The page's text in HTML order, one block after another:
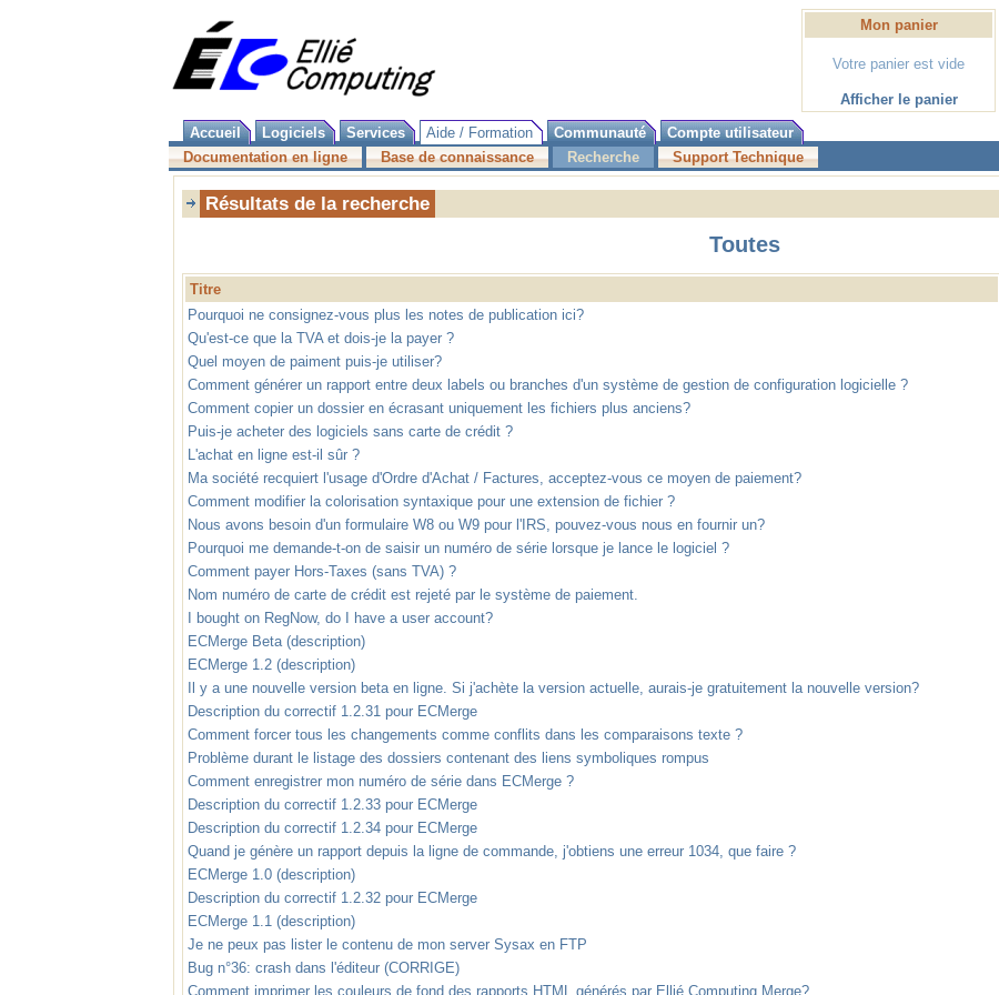
Mon panier
Votre panier est vide
Afficher le panier
Accueil Logiciels Services Aide / Formation Communauté
Compte utilisateur
Documentation en ligne
Base de connaissance Recherche Support Technique
Résultats de la recherche
Toutes
Titre
Pourquoi ne consignez-vous plus les notes de publication ici?
Qu'est-ce que la TVA et dois-je la payer ?
Quel moyen de paiment puis-je utiliser?
Comment générer un rapport entre deux labels ou branches d'un système de gestion de configuration logicielle ?
Comment copier un dossier en écrasant uniquement les fichiers plus anciens?
Puis-je acheter des logiciels sans carte de crédit ?
L'achat en ligne est-il sûr ?
Ma société recquiert l'usage d'Ordre d'Achat / Factures, acceptez-vous ce moyen de paiement?
Comment modifier la colorisation syntaxique pour une extension de fichier ?
Nous avons besoin d'un formulaire W8 ou W9 pour l'IRS, pouvez-vous nous en fournir un?
Pourquoi me demande-t-on de saisir un numéro de série lorsque je lance le logiciel ?
Comment payer Hors-Taxes (sans TVA) ?
Nom numéro de carte de crédit est rejeté par le système de paiement.
I bought on RegNow, do I have a user account?
ECMerge Beta (description)
ECMerge 1.2 (description)
Il y a une nouvelle version beta en ligne. Si j'achète la version actuelle, aurais-je gratuitement la nouvelle version?
Description du correctif 1.2.31 pour ECMerge
Comment forcer tous les changements comme conflits dans les comparaisons texte ?
Problème durant le listage des dossiers contenant des liens symboliques rompus
Comment enregistrer mon numéro de série dans ECMerge ?
Description du correctif 1.2.33 pour ECMerge
Description du correctif 1.2.34 pour ECMerge
Quand je génère un rapport depuis la ligne de commande, j'obtiens une erreur 1034, que faire ?
ECMerge 1.0 (description)
Description du correctif 1.2.32 pour ECMerge
ECMerge 1.1 (description)
Je ne peux pas lister le contenu de mon server Sysax en FTP
Bug n°36: crash dans l'éditeur (CORRIGE)
Comment imprimer les couleurs de fond des rapports HTML générés par Ellié Computing Merge?